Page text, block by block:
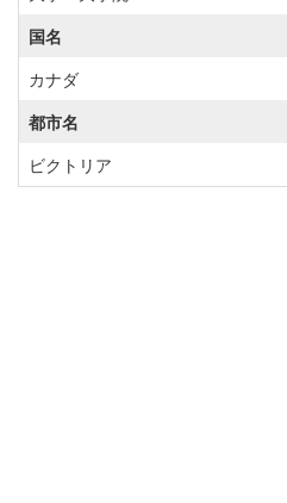
国名
カナダ
都市名
ビクトリア